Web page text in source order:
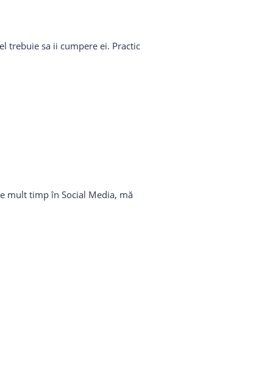
trebuie sa ii cumpere ei. Practic
mult timp în Social Media, mă